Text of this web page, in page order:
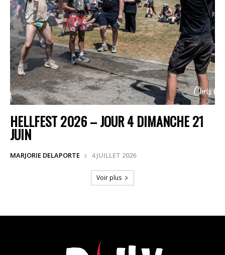
HELLFEST 2026 – JOUR 4 DIMANCHE 21
JUIN
MARJORIE DELAPORTE 4 JUILLET 2026
Voir plus